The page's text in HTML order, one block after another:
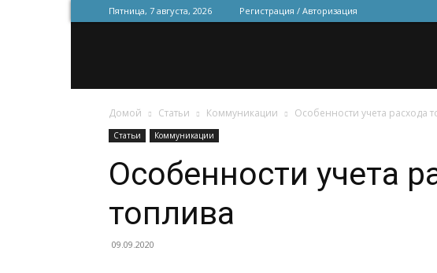
Пятница, 7 августа, 2026 Регистрация / Авторизация
Домой Статьи Коммуникации Особенности учета расхода
Статьи Коммуникации
Особенности учета
топлива
09.09.2020